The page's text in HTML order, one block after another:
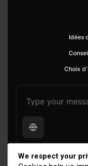
Idées
Choix
We respect your